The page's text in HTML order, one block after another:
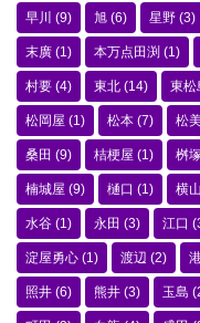
早川 (9) 旭 (6) 星野 (3)
末廣 (1) 本万点田渕 (1)
村要 (4) 東北 (14) 東松
松岡屋 (1) 松本 (7) 松
桑田 (9) 桔梗屋 (1) 桝
楠城屋 (9) 樋口 (1) 横山
水谷 (1) 永田 (3) 江口
淀屋勇心 (1) 渡辺 (2)
照井 (6) 熊井 (3) 玉島